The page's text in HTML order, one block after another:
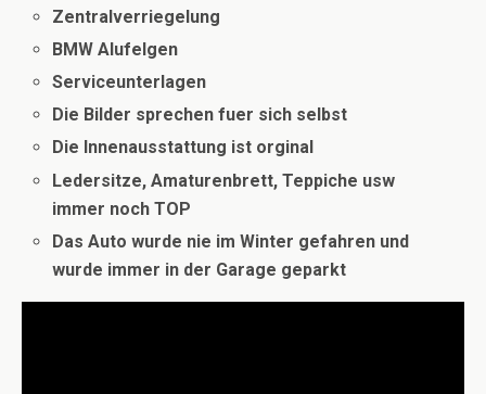
Zentralverriegelung
BMW Alufelgen
Serviceunterlagen
Die Bilder sprechen fuer sich selbst
Die Innenausstattung ist orginal
Ledersitze, Amaturenbrett, Teppiche usw
immer noch TOP
Das Auto wurde nie im Winter gefahren und
wurde immer in der Garage geparkt